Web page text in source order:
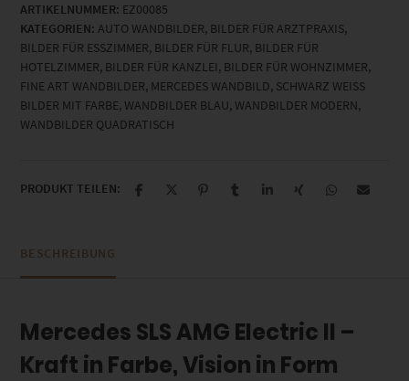
Electric
II
Menge
ARTIKELNUMMER: EZ00085
KATEGORIEN: AUTO WANDBILDER, BILDER FÜR ARZTPRAXIS,
BILDER FÜR ESSZIMMER, BILDER FÜR FLUR, BILDER FÜR
HOTELZIMMER, BILDER FÜR KANZLEI, BILDER FÜR WOHNZIMMER,
FINE ART WANDBILDER, MERCEDES WANDBILD, SCHWARZ WEISS B
ILDER MIT FARBE , WANDBILDER BLAU, WANDBILDER MODERN,
WANDBILDER QUADRATISCH
PRODUKT TEILEN:
BESCHREIBUNG
Mercedes SLS AMG Electric II –
Kraft in Farbe, Vision in Form